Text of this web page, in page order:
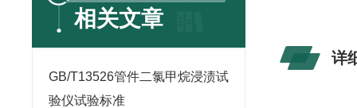
相关文章
GB/T13526管件二氯甲烷浸渍试
验仪试验标准
详